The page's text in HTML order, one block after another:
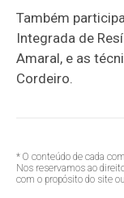
Também
Integrada de
Amaral, e as
Cordeiro.
* O conteúdo de cada
Nos reservamos ao
com o propósito do site